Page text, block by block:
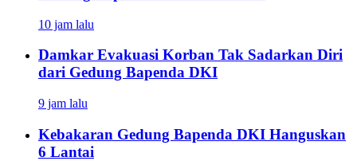
10 jam lalu
Damkar Evakuasi Korban Tak Sadarkan Diri
dari Gedung Bapenda DKI
9 jam lalu
Kebakaran Gedung Bapenda DKI Hanguskan
6 Lantai